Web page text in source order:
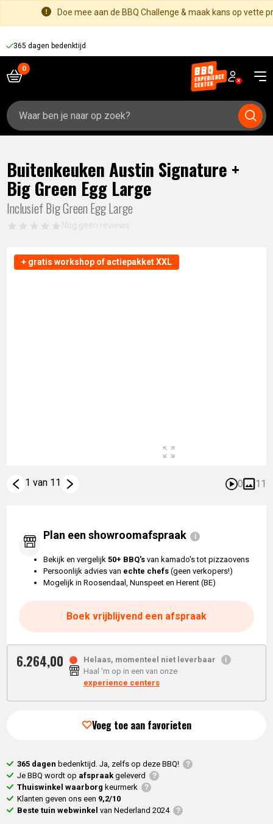
Doe mee aan de BBQ Challenge & maak kans op vette
365 dagen bedenktijd
Zoeken
naar:
Buitenkeuken Austin Signature +
Big Green Egg Large
Inclusief Big Green Egg Large
1 van 11 0 11
+ gratis workshop of actiepakket XXL
6.264,00
Helaas, momenteel niet leverbaar
Haal 'm op in een van onze
experience centers
Voeg toe aan favorieten
365 dagen bedenktijd. Ja, zelfs op deze BBQ!
Je BBQ wordt op afspraak geleverd
Thuiswinkel waarborg keurmerk
Klanten geven ons een 9,2/10
Beste tuin webwinkel van Nederland 2024
Plan een showroomafspraak
Bekijk en vergelijk50+ BBQ's van kamado's tot pizzaovens
Persoonlijk advies van echte chefs (geen verkopers!)
Mogelijk in Roosendaal, Nunspeet en Herent (BE)
Boek vrijblijvend een afspraak